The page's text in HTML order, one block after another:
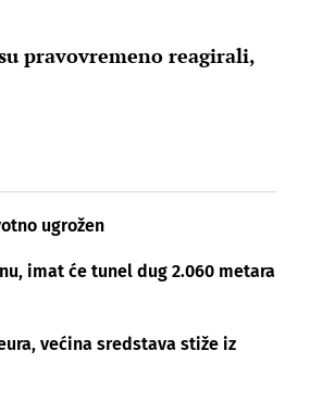
pravovremeno reagirali,
ugrožen
imat će tunel dug 2.060 metara
većina sredstava stiže iz